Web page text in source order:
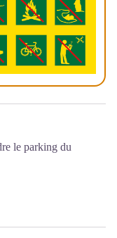
le parking du